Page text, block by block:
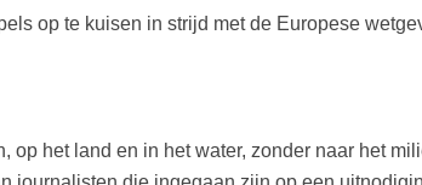
op te kuisen in strijd met de Europese
op het land en in het water, zonder naar het